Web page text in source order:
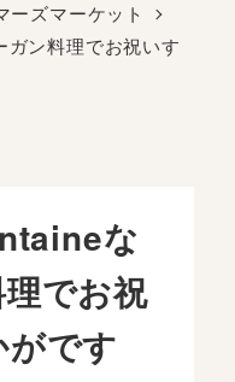
ーズマーケット
ン料理でお祝いす
な
でお祝
です